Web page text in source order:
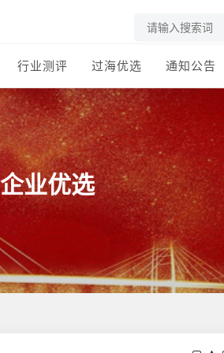
行业测评 过海优选 通知公告
企业优选